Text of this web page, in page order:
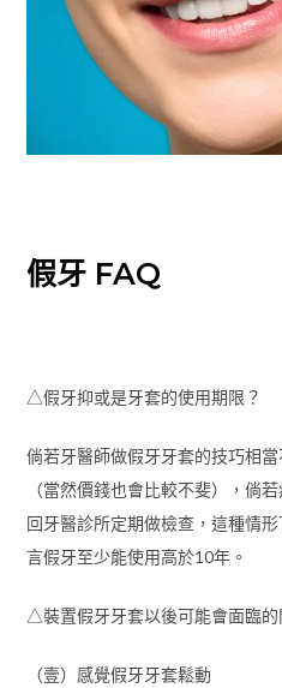
假牙 FAQ
△假牙抑或是牙套的使用期限？
倘若牙醫師做假牙牙套的技巧相
（當然價錢也會比較不斐），倘
回牙醫診所定期做檢查，這種情
言假牙至少能使用高於10年。
△裝置假牙牙套以後可能會面臨的
（壹）感覺假牙牙套鬆動